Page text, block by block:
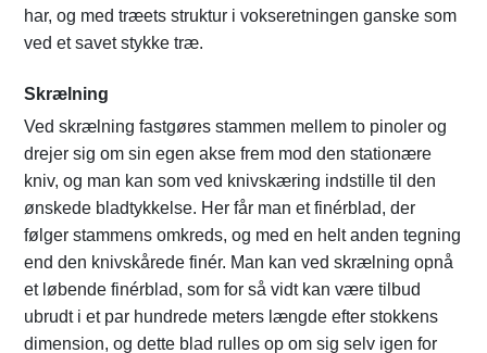
har, og med træets struktur i vokseretningen ganske som
ved et savet stykke træ.
Skrælning
Ved skrælning fastgøres stammen mellem to pinoler og
drejer sig om sin egen akse frem mod den stationære
kniv, og man kan som ved knivskæring indstille til den
ønskede bladtykkelse. Her får man et finérblad, der
følger stammens omkreds, og med en helt anden tegning
end den knivskårede finér. Man kan ved skrælning opnå
et løbende finérblad, som for så vidt kan være tilbud
ubrudt i et par hundrede meters længde efter stokkens
dimension, og dette blad rulles op om sig selv igen for